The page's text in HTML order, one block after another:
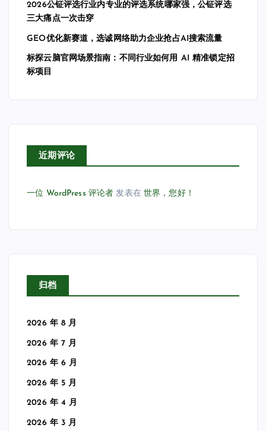
2026公钲评选行业内专业的评选系统哪家强，公钲评选
三大痛点一次击穿
GEO优化新赛道，选诚网络助力企业抢占AI搜索流量
标探云脑官网场景指南：不同行业如何用 AI 精准锁定招
标项目
近期评论
一位 WordPress 评论者 发表在世界，您好！
归档
2026 年 8 月
2026 年 7 月
2026 年 6 月
2026 年 5 月
2026 年 4 月
2026 年 3 月